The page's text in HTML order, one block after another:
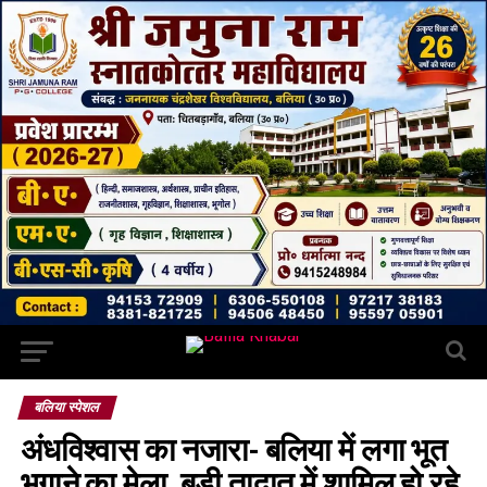
बलिया स्पेशल
अंधविश्वास का नजारा- बलिया में लगा भूत